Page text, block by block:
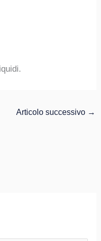
Articolo successivo →